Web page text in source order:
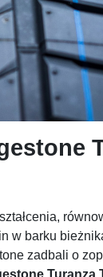
w barku
zadbali o
Turanza